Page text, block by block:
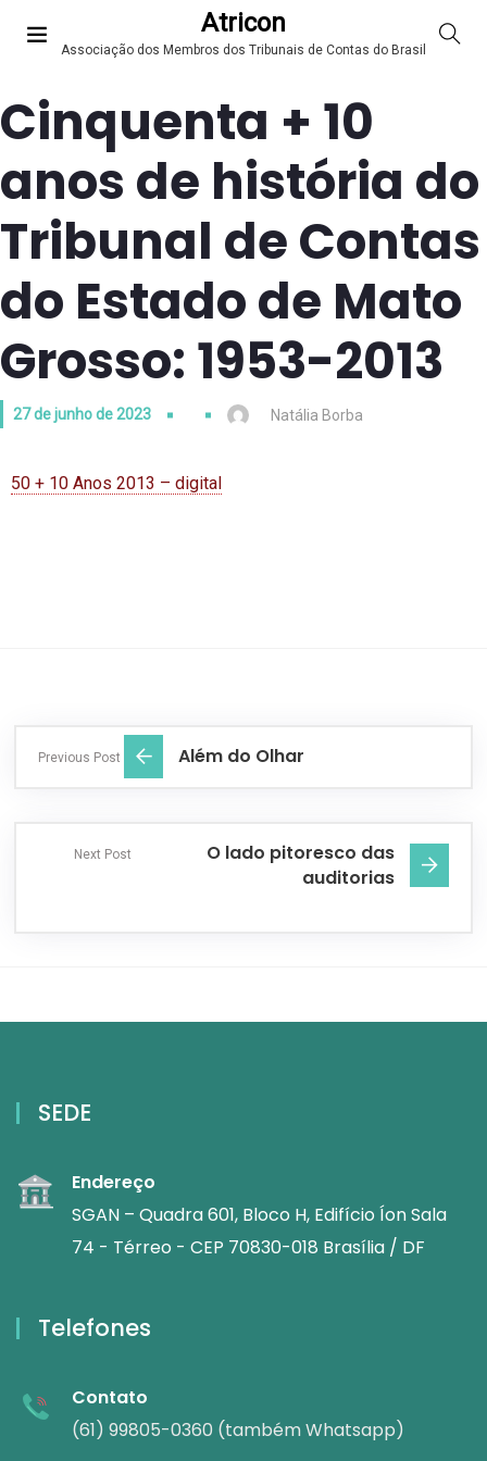
Atricon
Associação dos Membros dos Tribunais de Contas do Brasil
Cinquenta + 10
anos de história do
Tribunal de Contas
do Estado de Mato
Grosso: 1953-2013
27 de junho de 2023 Natália Borba
50 + 10 Anos 2013 – digital
Previous Post Além do Olhar
Next Post
O lado pitoresco das
auditorias
SEDE
Endereço
SGAN – Quadra 601, Bloco H, Edifício Íon Sala
74 - Térreo - CEP 70830-018 Brasília / DF
Telefones
Contato
(61) 99805-0360 (também Whatsapp)